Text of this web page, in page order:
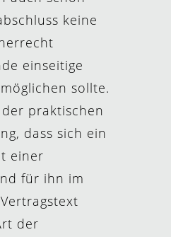
keine
einseitige
sollte.
praktischen
dass sich ein
einer
für ihn im
der